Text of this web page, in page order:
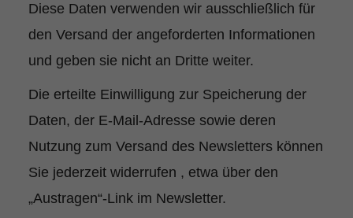
Diese Daten verwenden wir ausschließlich für
den Versand der angeforderten Informationen
und geben sie nicht an Dritte weiter.
Die erteilte Einwilligung zur Speicherung der
Daten, der E-Mail-Adresse sowie deren
Nutzung zum Versand des Newsletters können
Sie jederzeit widerrufen , etwa über den
„Austragen“-Link im Newsletter.